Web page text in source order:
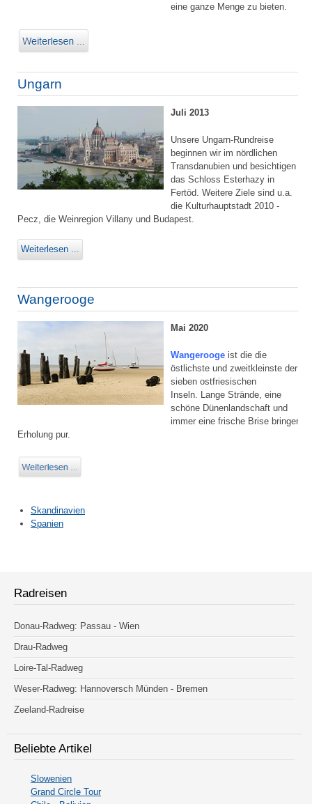
eine ganze Menge zu bieten.
Ungarn
Juli 2013
Unsere Ungarn-Rundreise
beginnen wir im nördlichen
Transdanubien und besichtigen
das Schloss Esterhazy in
Fertöd. Weitere Ziele sind u.a.
die Kulturhauptstadt 2010 -
Pecz, die Weinregion Villany und Budapest.
Weiterlesen ...
Wangerooge
Mai 2020
Wangerooge ist die die
östlichste und zweitkleinste der
sieben ostfriesischen
Inseln. Lange Strände, eine
schöne Dünenlandschaft und
immer eine frische Brise bringen
Erholung pur.
Skandinavien
Spanien
Radreisen
Donau-Radweg: Passau - Wien
Drau-Radweg
Loire-Tal-Radweg
Weser-Radweg: Hannoversch Münden - Bremen
Zeeland-Radreise
Beliebte Artikel
Slowenien
Grand Circle Tour